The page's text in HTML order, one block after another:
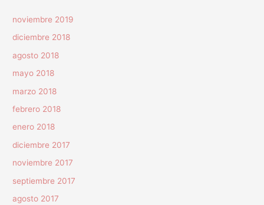
noviembre 2019
diciembre 2018
agosto 2018
mayo 2018
marzo 2018
febrero 2018
enero 2018
diciembre 2017
noviembre 2017
septiembre 2017
agosto 2017